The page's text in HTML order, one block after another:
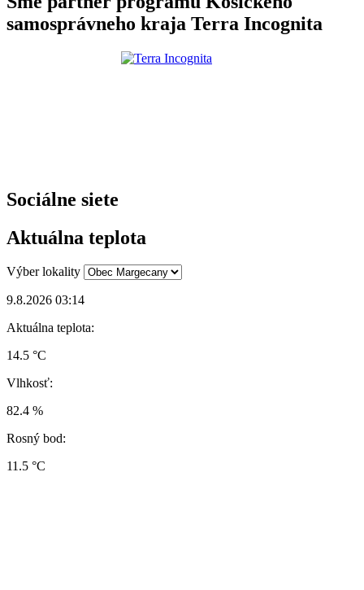
samosprávneho kraja Terra Incognita
Sociálne siete
Aktuálna teplota
Výber lokality
9.8.2026 03:14
Aktuálna teplota:
14.5 °C
Vlhkosť:
82.4 %
Rosný bod:
11.5 °C